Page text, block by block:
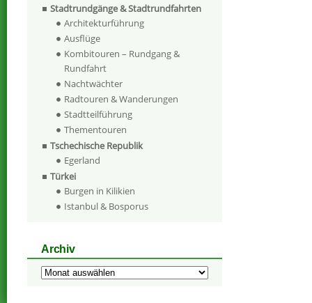
Stadtrundgänge & Stadtrundfahrten
Architekturführung
Ausflüge
Kombitouren – Rundgang &
Rundfahrt
Nachtwächter
Radtouren & Wanderungen
Stadtteilführung
Thementouren
Tschechische Republik
Egerland
Türkei
Burgen in Kilikien
Istanbul & Bosporus
Archiv
Archiv